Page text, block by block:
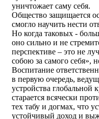
уничтожает саму себя.
Общество защищается
смогло научить нести
Но когда таковых -
оно сильно и не
перспективе – это не
собою за самого себя»,
Воспитание
в первую очередь,
устройства глобальной
старается всячески
тех табу и догмах, что
устойчивый доход и